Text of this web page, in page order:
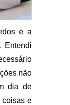
e a
Entendi
não
dia de
coisas e